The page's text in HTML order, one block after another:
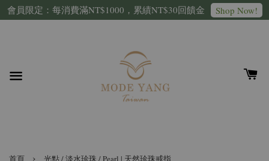
會員限定：每消費滿NT$1000，累績NT$30回饋金 Shop Now!
首頁 › 光點 / 淡水珍珠 / Pearl | 天然珍珠戒指